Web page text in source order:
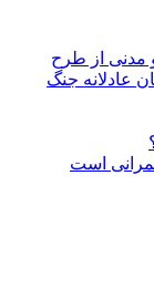
سیاسی و مدنی از طرح
عادلانه جنگ
است